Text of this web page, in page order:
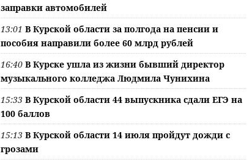
заправки автомобилей
13:01 В Курской области за полгода на пенсии и
пособия направили более 60 млрд рублей
16:40 В Курске ушла из жизни бывший директор
музыкального колледжа Людмила Чунихина
15:33 В Курской области 44 выпускника сдали ЕГЭ на
100 баллов
15:13 В Курской области 14 июля пройдут дожди с
грозами